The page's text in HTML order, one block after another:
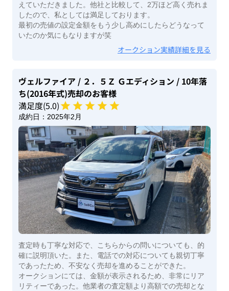
えていただきました。他社と比較して、2万ほど高く売れま
したので、私としては満足しております。
最初の売値の設定金額をもう少し高めにしたらどうなって
いたのか気にもなりますが笑
オークション実績詳細を見る
ヴェルファイア / ２．５Ｚ Ｇエディション / 10年落
ち(2016年式)売却のお客様
満足度(5.0)
成約日： 2025年2月
査定時も丁寧な対応で、こちらからの問いについても、的
確に説明頂いた。また、電話での対応についても親切丁寧
であったため、不安なく売却を進めることができた。
オークションにては、金額が表示されるため、非常にリア
リティーであった。他業者の査定額より高額での売却とな